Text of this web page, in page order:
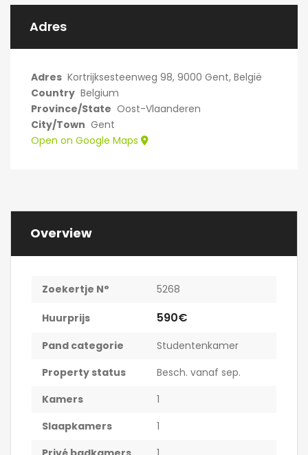
Adres
Adres Kortrijksesteenweg 98, 9000 Gent, België
Country Belgium
Province/State Oost-Vlaanderen
City/Town Gent
Open on Google Maps
Overview
Zoekertje N° 5268
Huurprijs 590€
Pand categorie
Studentenkamer
Property status
Besch. vanaf sep.
Kamers
1
Slaapkamers
1